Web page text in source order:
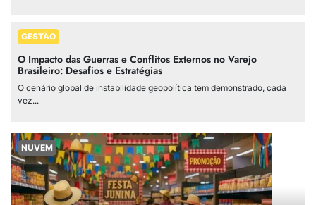
GESTÃO
O Impacto das Guerras e Conflitos Externos no Varejo
Brasileiro: Desafios e Estratégias
O cenário global de instabilidade geopolítica tem demonstrado, cada
vez...
NUVEM